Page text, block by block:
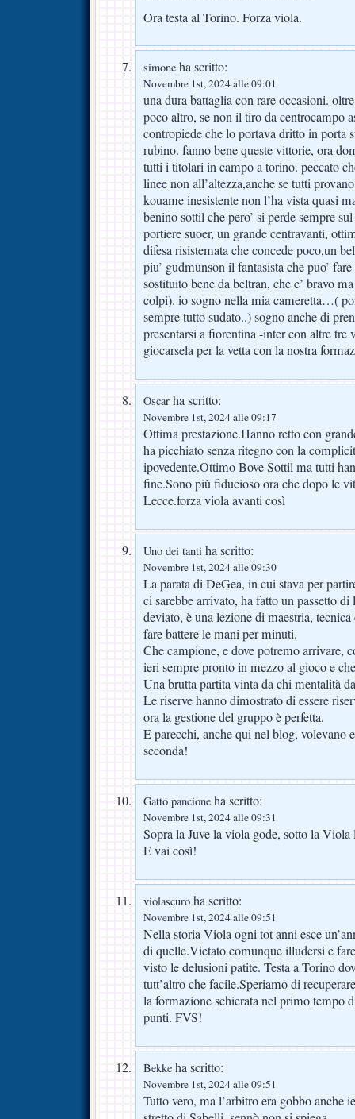
Ora testa al Torino. Forza viola.
simone ha scritto:
Novembre 1st, 2024 alle 09:01
una dura battaglia con rare occasioni.
poco altro, se non il tiro da centrocampo
contropiede che lo portava dritto in porta
rubino. fanno bene queste vittorie, ora
tutti i titolari in campo a torino. peccato
linee non all’altezza,anche se tutti
kouame inesistente non l’ha vista quasi
benino sottil che pero’ si perde sempre
portiere suoer, un grande centravanti,
difesa risistemata che concede poco,un
piu’ gudmunson il fantasista che puo’
sostituito bene da beltran, che e’ bravo
colpi). io sogno nella mia cameretta…(
sempre tutto sudato..) sogno anche di
presentarsi a fiorentina -inter con altre
giocarsela per la vetta con la nostra
Oscar ha scritto:
Novembre 1st, 2024 alle 09:17
Ottima prestazione.Hanno retto con
ha picchiato senza ritegno con la
ipovedente.Ottimo Bove Sottil ma tutti
fine.Sono più fiducioso ora che dopo le
Lecce.forza viola avanti così
Uno dei tanti ha scritto:
Novembre 1st, 2024 alle 09:30
La parata di DeGea, in cui stava per
ci sarebbe arrivato, ha fatto un passetto
deviato, è una lezione di maestria,
fare battere le mani per minuti.
Che campione, e dove potremo arrivare,
ieri sempre pronto in mezzo al gioco e
Una brutta partita vinta da chi mentalità
Le riserve hanno dimostrato di essere
ora la gestione del gruppo è perfetta.
E parecchi, anche qui nel blog, volevano
seconda!
Gatto pancione ha scritto:
Novembre 1st, 2024 alle 09:31
Sopra la Juve la viola gode, sotto la Viola
E vai così!
violascuro ha scritto:
Novembre 1st, 2024 alle 09:51
Nella storia Viola ogni tot anni esce
di quelle.Vietato comunque illudersi e
visto le delusioni patite. Testa a Torino
tutt’altro che facile.Speriamo di
la formazione schierata nel primo tempo
punti. FVS!
Bekke ha scritto:
Novembre 1st, 2024 alle 09:51
Tutto vero, ma l’arbitro era gobbo anche